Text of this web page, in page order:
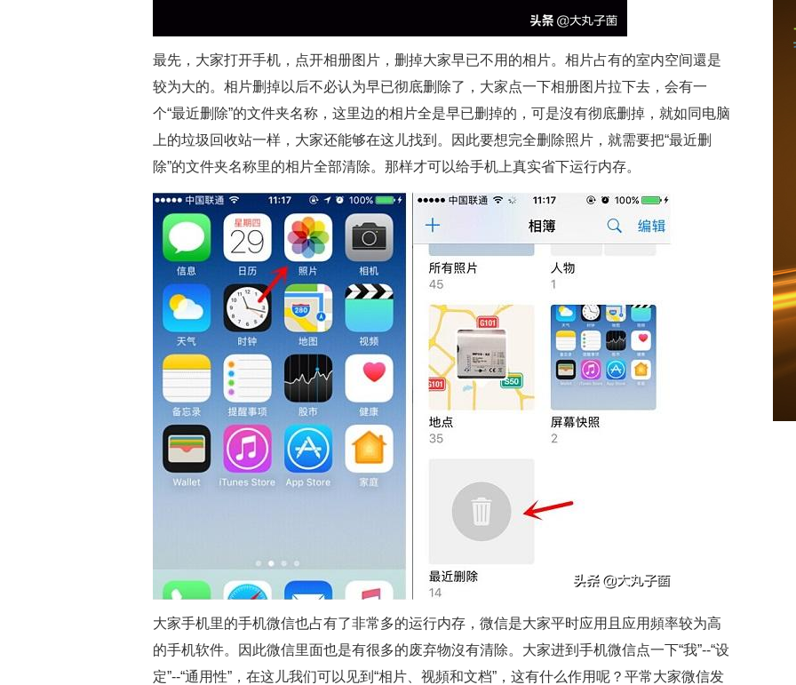
最先，大家打开手机，点开相册图片，删掉大家早已不用的相片。相片占有的室内空间還是
较为大的。相片删掉以后不必认为早已彻底删除了，大家点一下相册图片拉下去，会有一
个“最近删除”的文件夹名称，这里边的相片全是早已删掉的，可是沒有彻底删掉，就如同电脑
上的垃圾回收站一样，大家还能够在这儿找到。因此要想完全删除照片，就需要把“最近删
除”的文件夹名称里的相片全部清除。那样才可以给手机上真实省下运行内存。
大家手机里的手机微信也占有了非常多的运行内存，微信是大家平时应用且应用頻率较为高
的手机软件。因此微信里面也是有很多的废弃物沒有清除。大家进到手机微信点一下“我”--“设
定”--“通用性”，在这儿我们可以见到“相片、视頻和文档”，这有什么作用呢？平常大家微信发